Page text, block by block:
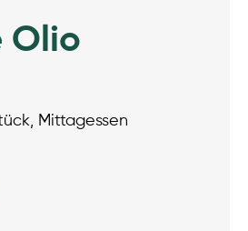
Olio
Mittagessen